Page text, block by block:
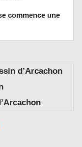
commence une
d’Arcachon